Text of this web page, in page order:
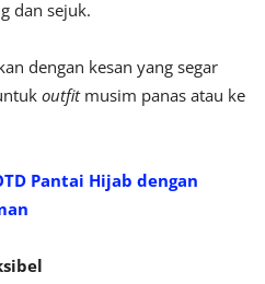
dan sejuk.
dengan kesan yang segar
outfit musim panas atau ke
Pantai Hijab dengan